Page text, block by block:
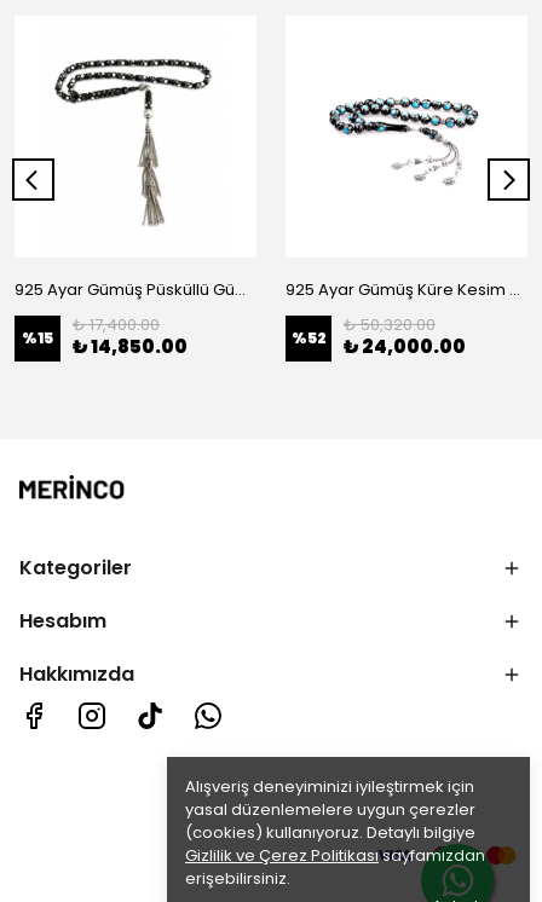
Alışveriş deneyiminizi iyileştirmek için
yasal düzenlemelere uygun çerezler
(cookies) kullanıyoruz. Detaylı bilgiye
Gizlilik ve Çerez Politikasısayfamızdan
erişebilirsiniz.
925 Ayar Gümüş Püsküllü Gümüş İşlemeli Kuka Tesbih
%15
₺ 17,400.00
₺ 14,850.00
925 Ayar Gümüş Küre Kesim Kuka Tesbih
%52
₺ 50,320.00
₺ 24,000.00
Kategoriler
Hesabım
Hakkımızda